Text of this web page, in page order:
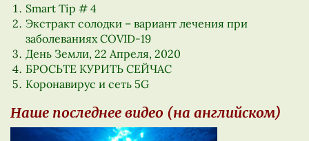
Smart Tip # 4
Экстракт солодки – вариант лечения при
заболеваниях COVID-19
День Земли, 22 Апреля, 2020
БРОСЬТЕ КУРИТЬ СЕЙЧАС
Коронавирус и сеть 5G
Наше последнее видео (на английском)